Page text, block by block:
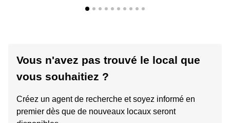
Vous n'avez pas trouvé le local que
vous souhaitiez ?
Créez un agent de recherche et soyez informé en
premier dès que de nouveaux locaux seront